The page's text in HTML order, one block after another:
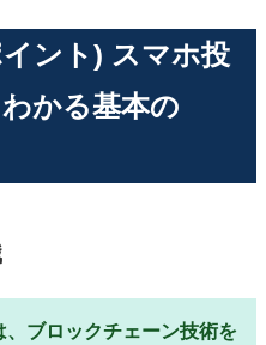
ント) スマホ投
かる基本の
ブロックチェーン技術を